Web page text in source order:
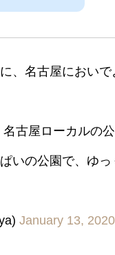
、名古屋においで
古屋ローカルの公
いの公園で、ゆっ
January 13, 2020